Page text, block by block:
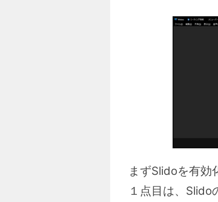
まずSlidoを有効
１点目は、